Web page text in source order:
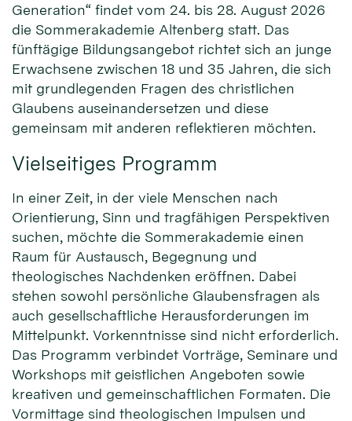
Generation“ findet vom 24. bis 28. August 2026
die Sommerakademie Altenberg statt. Das
fünftägige Bildungsangebot richtet sich an junge
Erwachsene zwischen 18 und 35 Jahren, die sich
mit grundlegenden Fragen des christlichen
Glaubens auseinandersetzen und diese
gemeinsam mit anderen reflektieren möchten.
Vielseitiges Programm
In einer Zeit, in der viele Menschen nach
Orientierung, Sinn und tragfähigen Perspektiven
suchen, möchte die Sommerakademie einen
Raum für Austausch, Begegnung und
theologisches Nachdenken eröffnen. Dabei
stehen sowohl persönliche Glaubensfragen als
auch gesellschaftliche Herausforderungen im
Mittelpunkt. Vorkenntnisse sind nicht erforderlich.
Das Programm verbindet Vorträge, Seminare und
Workshops mit geistlichen Angeboten sowie
kreativen und gemeinschaftlichen Formaten. Die
Vormittage sind theologischen Impulsen und